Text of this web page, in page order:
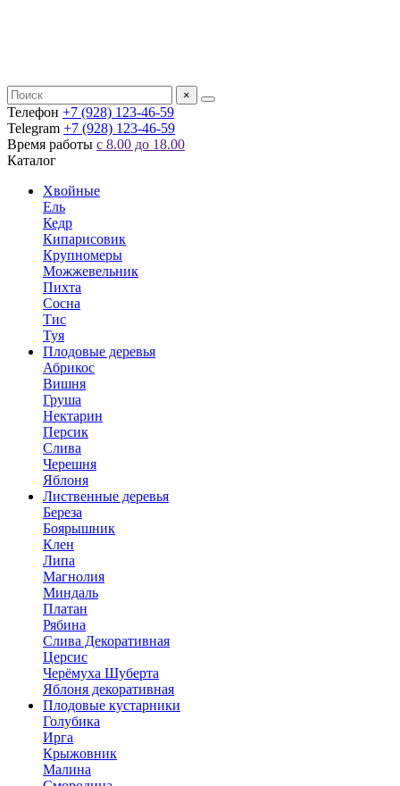
×
Телефон +7 (928) 123-46-59
Telegram +7 (928) 123-46-59
Время работы с 8.00 до 18.00
Каталог
Хвойные
Ель
Кедр
Кипарисовик
Крупномеры
Можжевельник
Пихта
Сосна
Тис
Туя
Плодовые деревья
Абрикос
Вишня
Груша
Нектарин
Персик
Слива
Черешня
Яблоня
Лиственные деревья
Береза
Боярышник
Клен
Липа
Магнолия
Миндаль
Платан
Рябина
Слива Декоративная
Церсис
Черёмуха Шуберта
Яблоня декоративная
Плодовые кустарники
Голубика
Ирга
Крыжовник
Малина